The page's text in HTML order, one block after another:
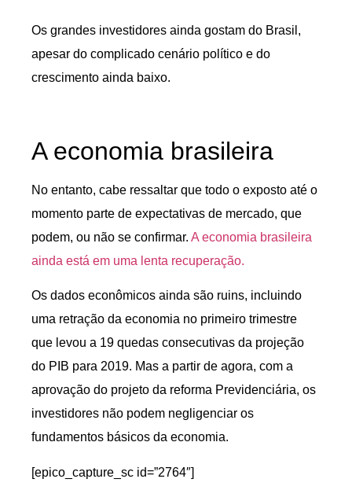
Os grandes investidores ainda gostam do Brasil,
apesar do complicado cenário político e do
crescimento ainda baixo.
A economia brasileira
No entanto, cabe ressaltar que todo o exposto até o
momento parte de expectativas de mercado, que
podem, ou não se confirmar. A economia brasileira
ainda está em uma lenta recuperação.
Os dados econômicos ainda são ruins, incluindo
uma retração da economia no primeiro trimestre
que levou a 19 quedas consecutivas da projeção
do PIB para 2019. Mas a partir de agora, com a
aprovação do projeto da reforma Previdenciária, os
investidores não podem negligenciar os
fundamentos básicos da economia.
[epico_capture_sc id=”2764″]